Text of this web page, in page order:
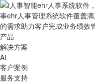
产品
解决方案
AI
客户案例
服务支持